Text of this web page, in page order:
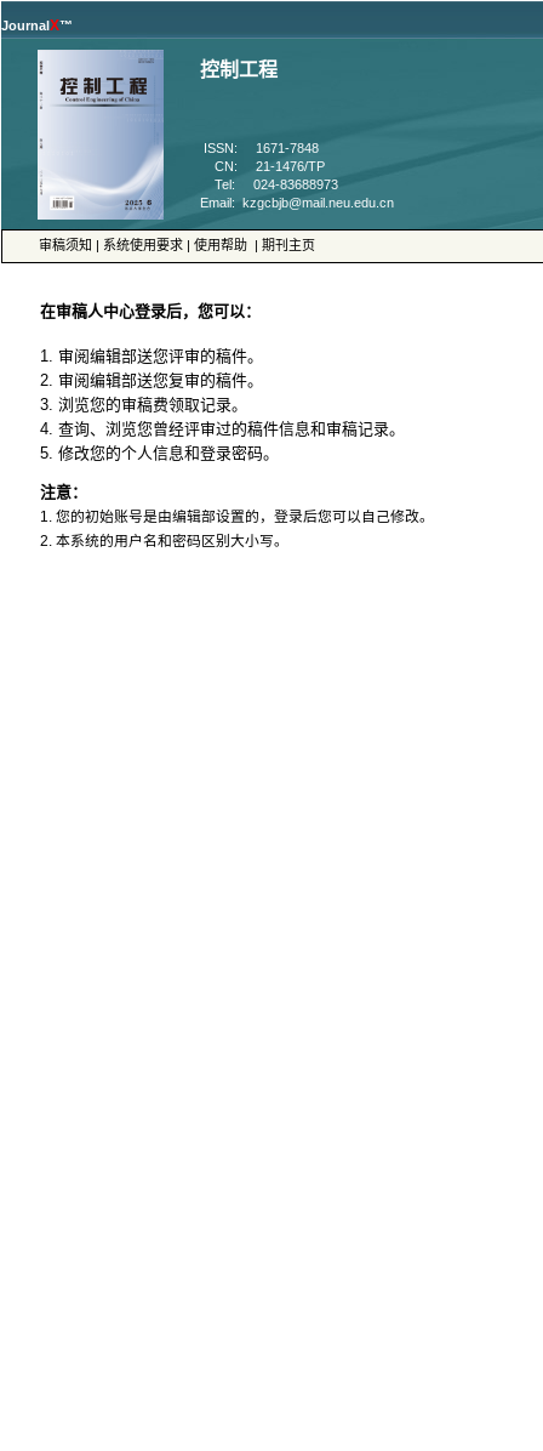
™
ISSN: 1671-7848
CN: 21-1476/TP
Tel: 024-83688973
| | |
5. 修改您的个人信息和登录密码。